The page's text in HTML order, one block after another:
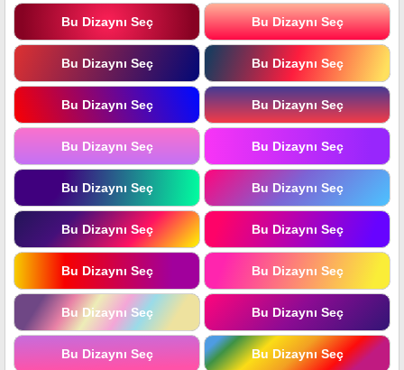
Bu Dizaynı Seç Bu Dizaynı Seç
Bu Dizaynı Seç Bu Dizaynı Seç
Bu Dizaynı Seç Bu Dizaynı Seç
Bu Dizaynı Seç Bu Dizaynı Seç
Bu Dizaynı Seç Bu Dizaynı Seç
Bu Dizaynı Seç Bu Dizaynı Seç
Bu Dizaynı Seç Bu Dizaynı Seç
Bu Dizaynı Seç Bu Dizaynı Seç
Bu Dizaynı Seç Bu Dizaynı Seç